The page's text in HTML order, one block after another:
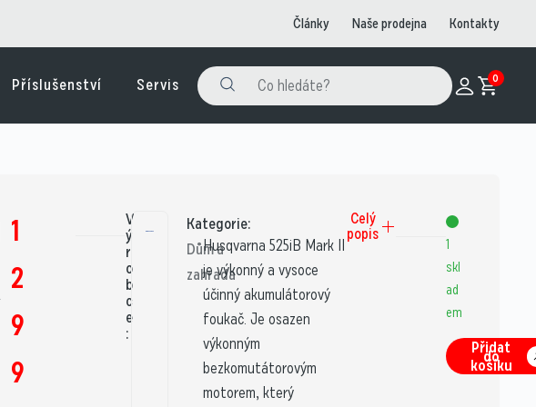
Články Naše prodejna Kontakty
Příslušenství Servis 0
1
2
9
9
V
ý
r
o
b
c
e
:
Kategorie:
Dům a
zahrada
Husqvarna 525iB Mark II
je výkonný a vysoce
účinný akumulátorový
foukač. Je osazen
výkonným
bezkomutátorovým
motorem, který
Celý
popis
1
skl
ad
em
Přidat
do
košíku